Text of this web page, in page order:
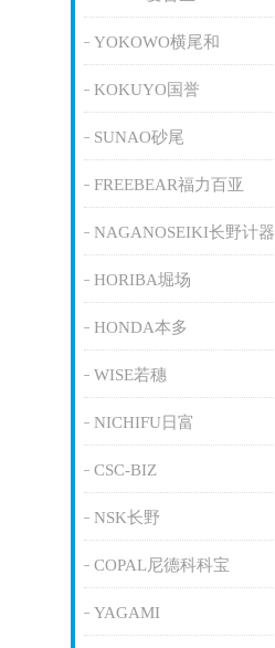
YOKOWO横尾和
KOKUYO国誉
SUNAO砂尾
FREEBEAR福力百亚
NAGANOSEIKI长野计器
HORIBA堀场
HONDA本多
WISE若穗
NICHIFU日富
CSC-BIZ
NSK长野
COPAL尼德科科宝
YAGAMI